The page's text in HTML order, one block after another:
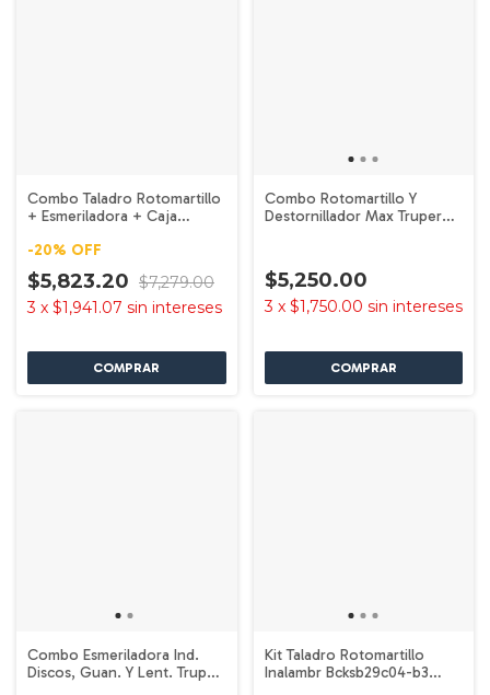
Combo Taladro Rotomartillo
+ Esmeriladora + Caja
-20% OFF
$5,823.20 $7,279.00
3 x $1,941.07 sin intereses
Combo Rotomartillo Y
Destornillador Max Truper
$5,250.00
3 x $1,750.00 sin intereses
Combo Esmeriladora Ind.
Discos, Guan. Y Lent. Truper
Kit Taladro Rotomartillo
Inalambr Bcksb29c04-b3